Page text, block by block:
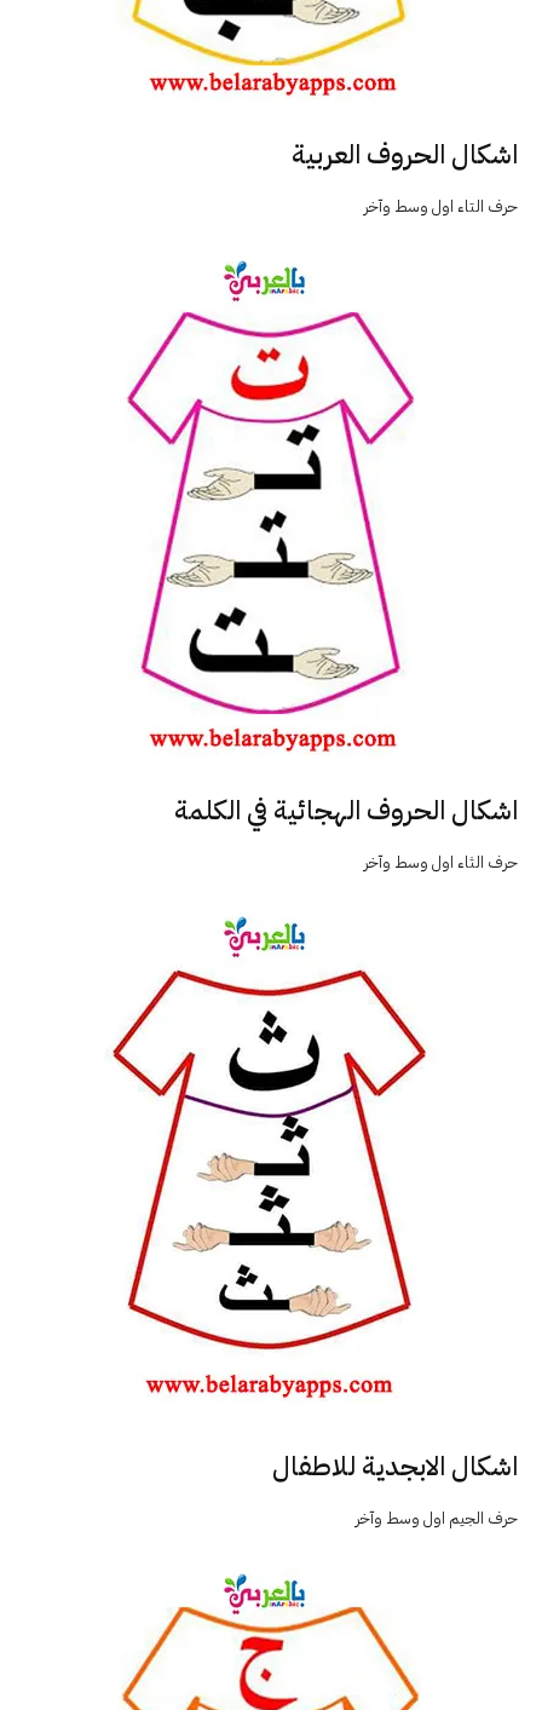
اشكال الحروف العربية
حرف التاء اول وسط وآخر
اشكال الحروف الهجائية في الكلمة
حرف الثاء اول وسط وآخر
اشكال الابجدية للاطفال
حرف الجيم اول وسط وآخر